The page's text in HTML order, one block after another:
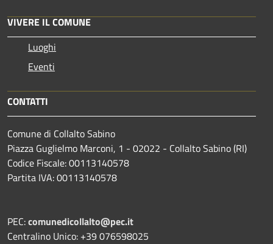
VIVERE IL COMUNE
Luoghi
Eventi
CONTATTI
Comune di Collalto Sabino
Piazza Guglielmo Marconi, 1 - 02022 - Collalto Sabino (RI)
Codice Fiscale: 00113140578
Partita IVA: 00113140578
PEC:comunedicollalto@pec.it
Centralino Unico: +39 076598025